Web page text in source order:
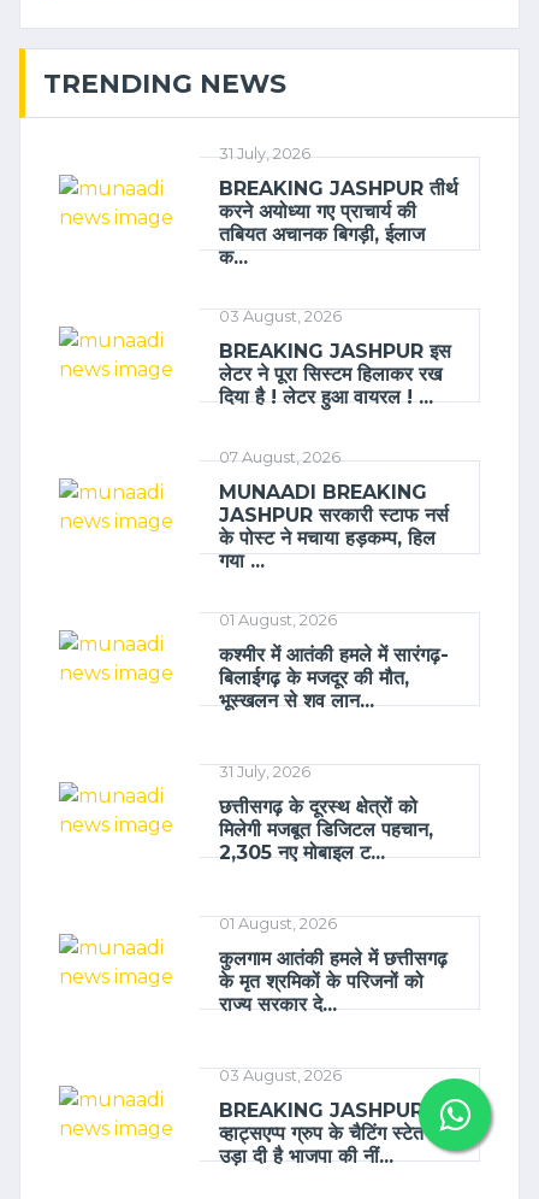
TRENDING NEWS
31 July, 2026
BREAKING JASHPUR तीर्थ
करने अयोध्या गए प्राचार्य की
तबियत अचानक बिगड़ी, ईलाज
क...
03 August, 2026
BREAKING JASHPUR इस
लेटर ने पूरा सिस्टम हिलाकर रख
दिया है ! लेटर हुआ वायरल ! ...
07 August, 2026
MUNAADI BREAKING
JASHPUR सरकारी स्टाफ नर्स
के पोस्ट ने मचाया हड़कम्प, हिल
गया ...
01 August, 2026
कश्मीर में आतंकी हमले में सारंगढ़-
बिलाईगढ़ के मजदूर की मौत,
भूस्खलन से शव लान...
31 July, 2026
छत्तीसगढ़ के दूरस्थ क्षेत्रों को
मिलेगी मजबूत डिजिटल पहचान,
2,305 नए मोबाइल ट...
01 August, 2026
कुलगाम आतंकी हमले में छत्तीसगढ़
के मृत श्रमिकों के परिजनों को
राज्य सरकार दे...
03 August, 2026
BREAKING JASHPUR
व्हाट्सएप्प ग्रुप के चैटिंग स्टेतस ने
उड़ा दी है भाजपा की नीं...